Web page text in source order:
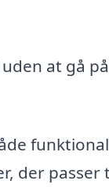
at gå på
der passer